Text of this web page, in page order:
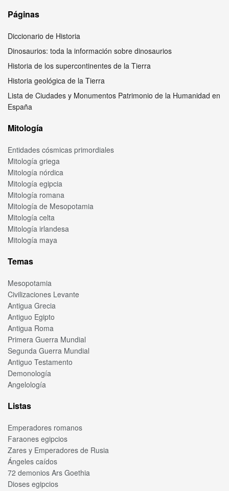
Páginas
Diccionario de Historia
Dinosaurios: toda la información sobre dinosaurios
Historia de los supercontinentes de la Tierra
Historia geológica de la Tierra
Lista de Ciudades y Monumentos Patrimonio de la Humanidad en
España
Mitología
Entidades cósmicas primordiales
Mitología griega
Mitología nórdica
Mitología egipcia
Mitología romana
Mitología de Mesopotamia
Mitología celta
Mitología irlandesa
Mitología maya
Temas
Mesopotamia
Civilizaciones Levante
Antigua Grecia
Antiguo Egipto
Antigua Roma
Primera Guerra Mundial
Segunda Guerra Mundial
Antiguo Testamento
Demonología
Angelología
Listas
Emperadores romanos
Faraones egipcios
Zares y Emperadores de Rusia
Ángeles caídos
72 demonios Ars Goethia
Dioses egipcios